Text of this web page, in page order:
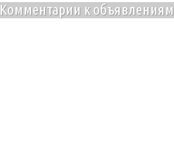
Комментарии к объявлениям